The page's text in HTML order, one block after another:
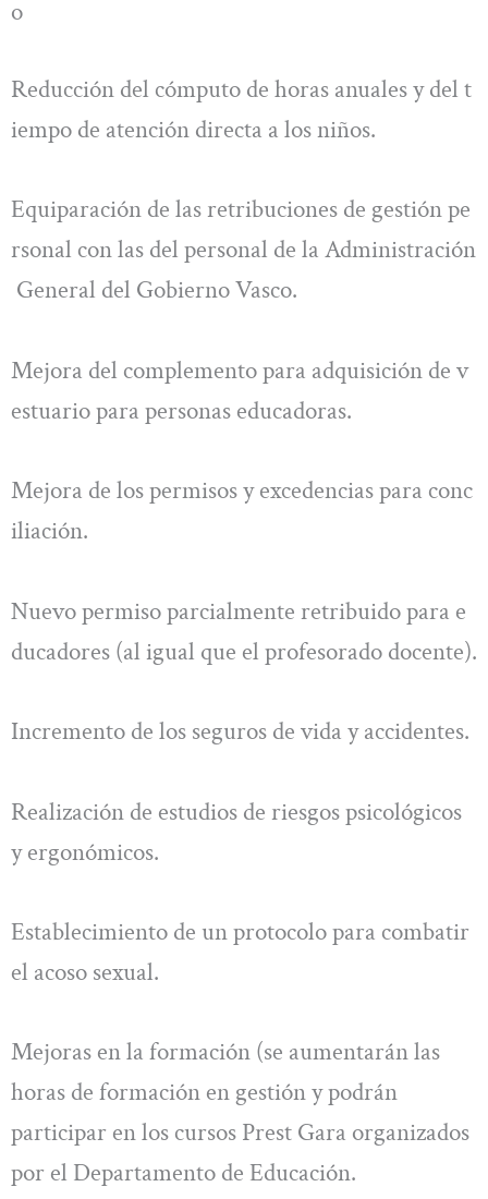
o
Reducción del cómputo de horas anuales y del t
iempo de atención directa a los niños.
Equiparación de las retribuciones de gestión pe
rsonal con las del personal de la Administración
General del Gobierno Vasco.
Mejora del complemento para adquisición de v
estuario para personas educadoras.
Mejora de los permisos y excedencias para conc
iliación.
Nuevo permiso parcialmente retribuido para e
ducadores (al igual que el profesorado docente).
Incremento de los seguros de vida y accidentes.
Realización de estudios de riesgos psicológicos
y ergonómicos.
Establecimiento de un protocolo para combatir
el acoso sexual.
Mejoras en la formación (se aumentarán las
horas de formación en gestión y podrán
participar en los cursos Prest Gara organizados
por el Departamento de Educación.